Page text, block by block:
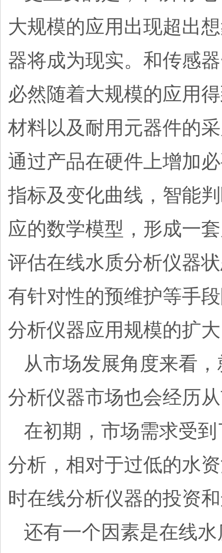
大规模的应用出现超出
器将成为现实。和传感
必然随着大规模的应用
材料以及耐用元器件的
通过产品在硬件上增加
指标及变化曲线，智能
应的数学模型，形成一
评估在线水质分析仪器
有针对性的预维护等手
分析仪器应用规模的扩
从市场发展角度来看
分析仪器市场也会经历
在初期，市场需求受
分析，相对于过低的水
时在线分析仪器的投资
还有一个因素是在线